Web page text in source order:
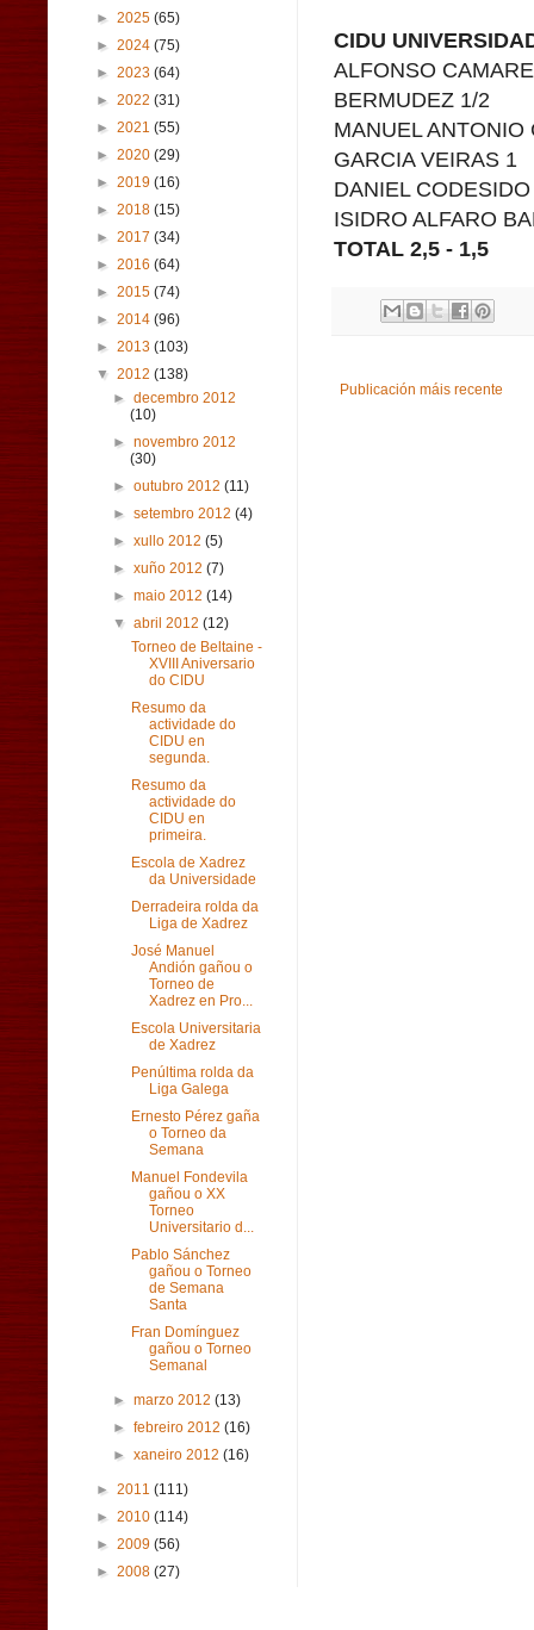
CIDU
ALFONSO
BERMUDEZ 1/2
MANUEL
GARCIA VEIRAS 1
DANIEL
ISIDRO ALFARO
TOTAL 2,5 - 1,5
Publicación máis recente
► 2025 (65)
► 2024 (75)
► 2023 (64)
► 2022 (31)
► 2021 (55)
► 2020 (29)
► 2019 (16)
► 2018 (15)
► 2017 (34)
► 2016 (64)
► 2015 (74)
► 2014 (96)
► 2013 (103)
▼ 2012 (138)
►decembro 2012
(10)
►novembro 2012
(30)
►outubro 2012(11)
►setembro 2012(4)
►xullo 2012(5)
►xuño 2012(7)
►maio 2012(14)
▼abril 2012(12)
Torneo de Beltaine -
XVIII Aniversario
do CIDU
Resumo da
actividade do
CIDU en
segunda.
Resumo da
actividade do
CIDU en
primeira.
Escola de Xadrez
da Universidade
Derradeira rolda da
Liga de Xadrez
José Manuel
Andión gañou o
Torneo de
Xadrez en Pro...
Escola Universitaria
de Xadrez
Penúltima rolda da
Liga Galega
Ernesto Pérez gaña
o Torneo da
Semana
Manuel Fondevila
gañou o XX
Torneo
Universitario d...
Pablo Sánchez
gañou o Torneo
de Semana
Santa
Fran Domínguez
gañou o Torneo
Semanal
►marzo 2012(13)
►febreiro 2012(16)
►xaneiro 2012(16)
► 2011 (111)
► 2010 (114)
► 2009 (56)
► 2008 (27)